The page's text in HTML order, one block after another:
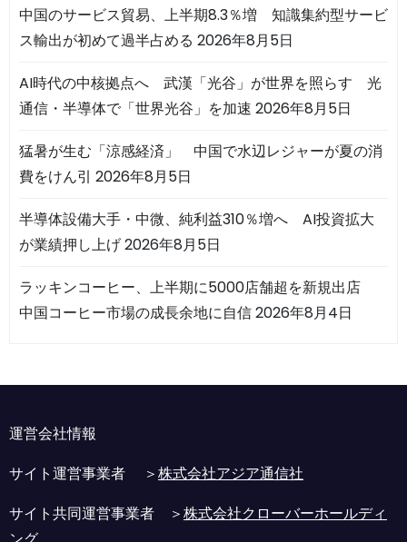
中国のサービス貿易、上半期8.3％増 知識集約型サービ
ス輸出が初めて過半占める 2026年8月5日
AI時代の中核拠点へ 武漢「光谷」が世界を照らす 光
通信・半導体で「世界光谷」を加速 2026年8月5日
猛暑が生む「涼感経済」 中国で水辺レジャーが夏の消
費をけん引 2026年8月5日
半導体設備大手・中微、純利益310％増へ AI投資拡大
が業績押し上げ2026年8月5日
ラッキンコーヒー、上半期に5000店舗超を新規出店
中国コーヒー市場の成長余地に自信2026年8月4日
運営会社情報
サイト運営事業者 ＞株式会社アジア通信社
サイト共同運営事業者 ＞株式会社クローバーホールディ